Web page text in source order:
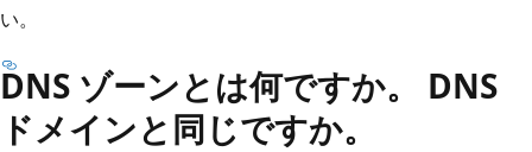
い。
DNS ゾーンとは何ですか。 DNS
ドメインと同じですか。